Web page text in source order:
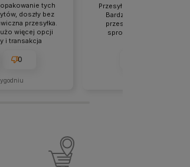
tych
doszły bez
przesyłka.
więcej opcji
i transakcja
0
Przesyłka świetnie
Bardzo sprawnie
przesyłka. Obsługa
sprostała moim